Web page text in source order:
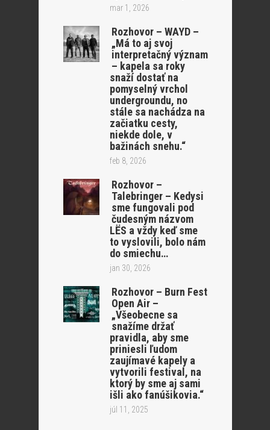
mar 1, 2026
Rozhovor – WAYD –
„Má to aj svoj
interpretačný význam
– kapela sa roky
snaží dostať na
pomyselný vrchol
undergroundu, no
stále sa nachádza na
začiatku cesty,
niekde dole, v
bažinách snehu.“
feb 8, 2026
Rozhovor –
Talebringer – Kedysi
sme fungovali pod
čudesným názvom
LËS a vždy keď sme
to vyslovili, bolo nám
do smiechu…
jan 30, 2026
Rozhovor – Burn Fest
Open Air –
„Všeobecne sa
snažíme držať
pravidla, aby sme
priniesli ľudom
zaujímavé kapely a
vytvorili festival, na
ktorý by sme aj sami
išli ako fanúšikovia.“
júl 11, 2025